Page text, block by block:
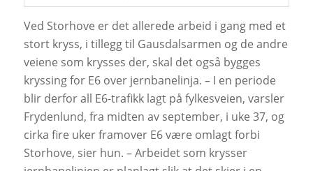
Ved Storhove er det allerede arbeid i gang med et
stort kryss, i tillegg til Gausdalsarmen og de andre
veiene som krysses der, skal det også bygges
kryssing for E6 over jernbanelinja. – I en periode
blir derfor all E6-trafikk lagt på fylkesveien, varsler
Frydenlund, fra midten av september, i uke 37, og
cirka fire uker framover E6 være omlagt forbi
Storhove, sier hun. – Arbeidet som krysser